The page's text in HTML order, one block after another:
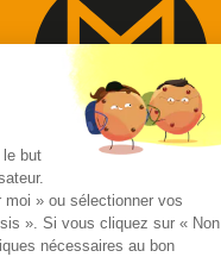
557 Avenue des
le but
» ou sélectionner vos
». Si vous cliquez sur « Non
nécessaires au bon